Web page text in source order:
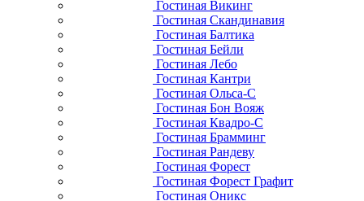
Гостиная Викинг
Гостиная Скандинавия
Гостиная Балтика
Гостиная Бейли
Гостиная Лебо
Гостиная Кантри
Гостиная Ольса-С
Гостиная Бон Вояж
Гостиная Квадро-С
Гостиная Брамминг
Гостиная Рандеву
Гостиная Форест
Гостиная Форест Графит
Гостиная Оникс